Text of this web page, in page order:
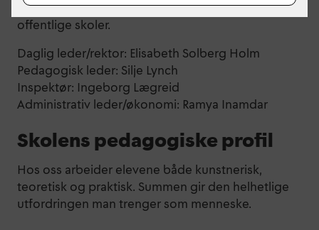
oppfyller de fleste funksjoner som rektor har ved
offentlige skoler.
Daglig leder/rektor: Elisabeth Solberg Holm
Pedagogisk leder: Silje Lynch
Inspektør: Ingeborg Lægreid
Administrativ leder/økonomi: Ramya Inamdar
Skolens pedagogiske profil
Hos oss arbeider elevene både kunstnerisk,
teoretisk og praktisk. Summen gir den helhetlige
utfordringen man trenger som menneske.